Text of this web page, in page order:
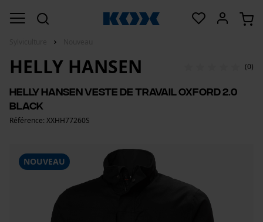
NOUVEAU
HELLY HANSEN (0)
Helly Hansen veste de travail Oxford 2.0
Black
Référence: XXHH77260S